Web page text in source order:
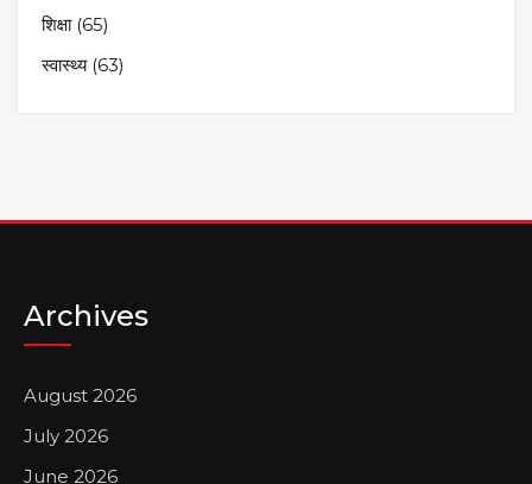
शिक्षा(65)
स्वास्थ्य(63)
Archives
August 2026
July 2026
June 2026